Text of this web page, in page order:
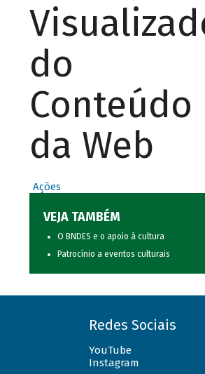
do
Conteúdo
da Web
Ações
VEJA TAMBÉM
O BNDES e o apoio à cultura
Patrocínio a eventos culturais
Redes Sociais
YouTube
Instagram